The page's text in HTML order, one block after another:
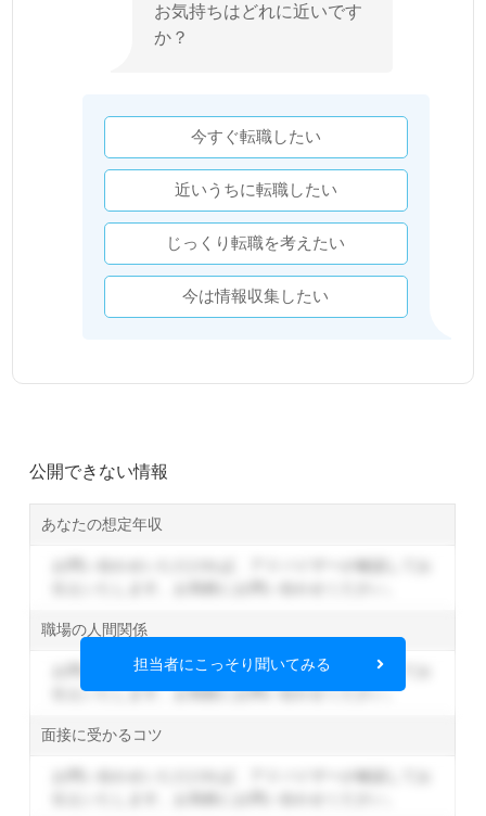
お気持ちはどれに近いです
か？
今すぐ転職したい
近いうちに転職したい
じっくり転職を考えたい
今は情報収集したい
公開できない情報
あなたの想定年収
職場の人間関係
お問い合わせいただければ、アドバイザーが確認してお
伝えいたします。お気軽にお問い合わせください。
面接に受かるコツ
担当者にこっそり聞いてみる